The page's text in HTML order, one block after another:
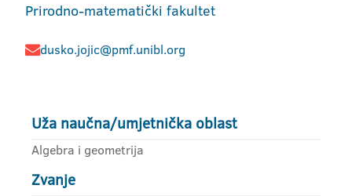
Prirodno-matematički fakultet
dusko.jojic@pmf.unibl.org
Uža naučna/umjetnička oblast
Algebra i geometrija
Zvanje